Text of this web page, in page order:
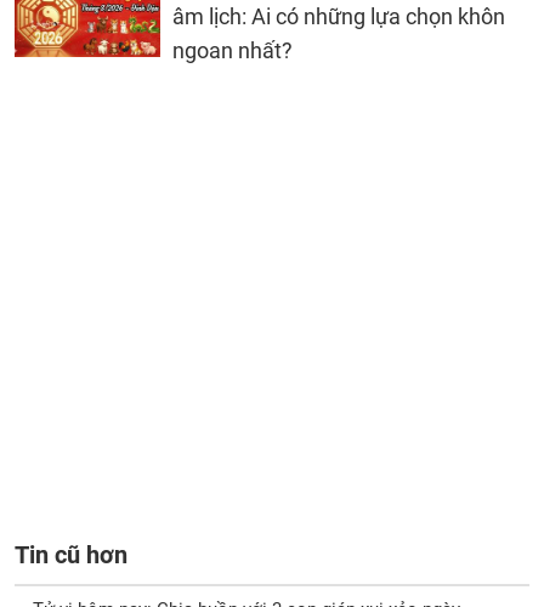
âm lịch: Ai có những lựa chọn khôn
ngoan nhất?
Tin cũ hơn